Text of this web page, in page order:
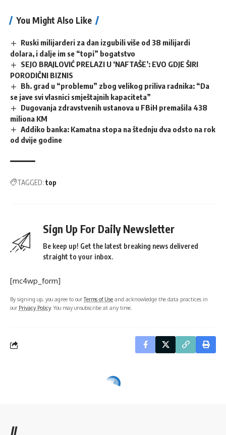
You Might Also Like
Ruski milijarderi za dan izgubili više od 38 milijardi
dolara, i dalje im se “topi” bogatstvo
SEJO BRAJLOVIĆ PRELAZI U ‘NAFTAŠE’: EVO GDJE ŠIRI
PORODIČNI BIZNIS
Bh. grad u “problemu” zbog velikog priliva radnika: “Da
se jave svi vlasnici smještajnih kapaciteta”
Dugovanja zdravstvenih ustanova u FBiH premašila 438
miliona KM
Addiko banka: Kamatna stopa na štednju dva odsto na rok
od dvije godine
TAGGED: top
Sign Up For Daily Newsletter
Be keep up! Get the latest breaking news delivered
straight to your inbox.
[mc4wp_form]
By signing up, you agree to ourTerms of Use and acknowledge the data practices in
our Privacy Policy. You may unsubscribe at any time.